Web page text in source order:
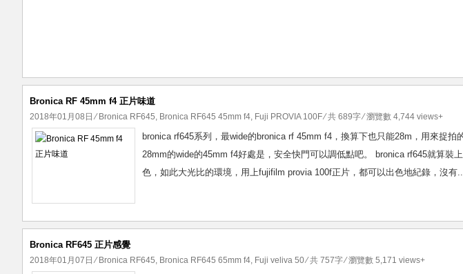
Bronica RF 45mm f4 正片味道
2018年01月08日 ⁄ Bronica RF645, Bronica RF645 45mm f4, Fuji PROVIA 100F⁄ 共 689字 ⁄ 瀏覽數 4,744 views+
bronica rf645系列，最wide的bronica rf 45mm f4，換算下也只能28m，用來捉拍
28mm的wide的45mm f4好處是，安全快門可以調低點吧。 bronica rf645就算裝
色，如此大光比的環境，用上fujifilm provia 100f正片，都可以出色地紀錄，沒有
Bronica RF645 正片感覺
2018年01月07日 ⁄ Bronica RF645, Bronica RF645 65mm f4, Fuji veliva 50⁄ 共 757字 ⁄ 瀏覽數 5,171 views+